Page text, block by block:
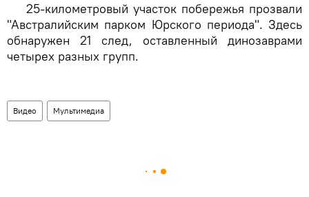
25-километровый участок побережья прозвали
"Австралийским парком Юрского периода". Здесь
обнаружен 21 след, оставленный динозаврами
четырех разных групп.
Видео Мультимедиа